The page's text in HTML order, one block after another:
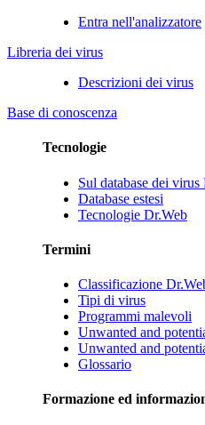
Entra nell'analizzatore
Libreria dei virus
Descrizioni dei virus
Base di conoscenza
Tecnologie
Sul database dei virus
Database estesi
Tecnologie Dr.Web
Termini
Classificazione
Tipi di virus
Programmi malevoli
Unwanted and
Unwanted and
Glossario
Formazione ed